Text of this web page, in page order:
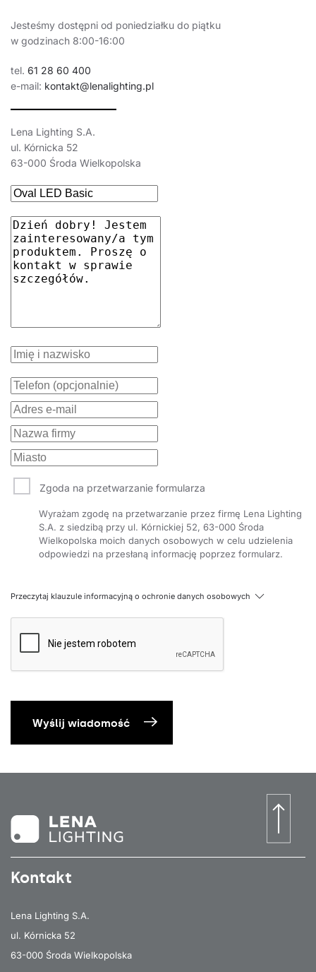
Jesteśmy dostępni od poniedziałku do piątku
w godzinach 8:00-16:00
tel. 61 28 60 400
e-mail: kontakt@lenalighting.pl
Lena Lighting S.A.
ul. Kórnicka 52
63-000 Środa Wielkopolska
Zgoda na przetwarzanie formularza
Wyrażam zgodę na przetwarzanie przez firmę Lena Lighting
S.A. z siedzibą przy ul. Kórnickiej 52, 63-000 Środa
Wielkopolska moich danych osobowych w celu udzielenia
odpowiedzi na przesłaną informację poprzez formularz.
Przeczytaj klauzule informacyjną o ochronie danych osobowych
Wyślij wiadomość
Kontakt
Lena Lighting S.A.
ul. Kórnicka 52
63-000 Środa Wielkopolska